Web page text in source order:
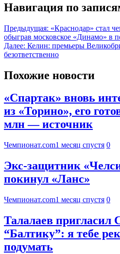
Навигация по
Предыдущая: «Краснодар» стал
обыграв московское «Динамо» в
Далее: Келин: премьеры
безответственно
Похожие новости
«Спартак» вновь
из «Торино», его
млн — источник
Чемпионат.com1 месяц спустя 0
Экс-защитник
покинул «Ланс»
Чемпионат.com1 месяц спустя 0
Талалаев пригласил
“Балтику”: я тебе
подумать